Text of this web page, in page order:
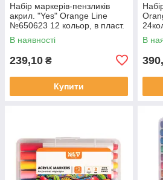
Набір маркерів-пензликів
акрил. "Yes" Orange Line
№650623 12 кольор, в пласт.
коробці
В наявності
239,10 ₴
Купити
В